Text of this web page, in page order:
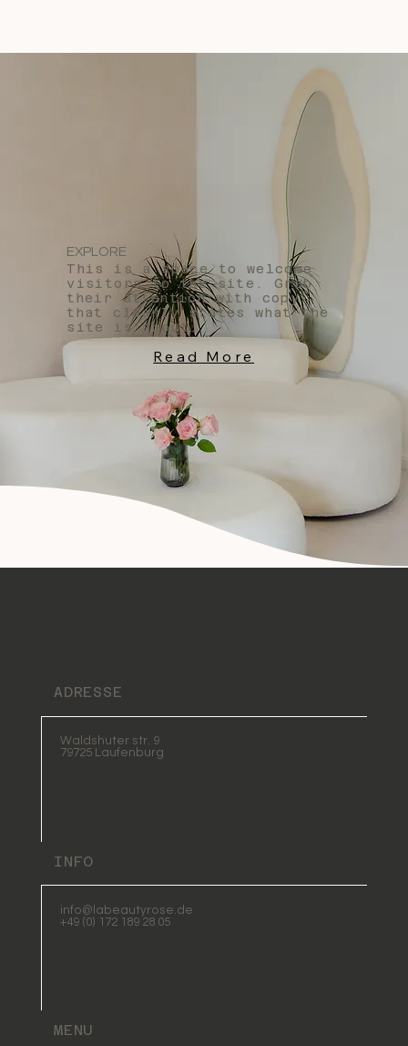
EXPLORE
This is a space to welcome
visitors to the site. Grab
their attention with copy
that clearly states what the
site is about.
Read More
ADRESSE
Waldshuter str. 9
79725 Laufenburg
INFO
info@labeautyrose.de
+49 (0) 172 189 28 05
MENU